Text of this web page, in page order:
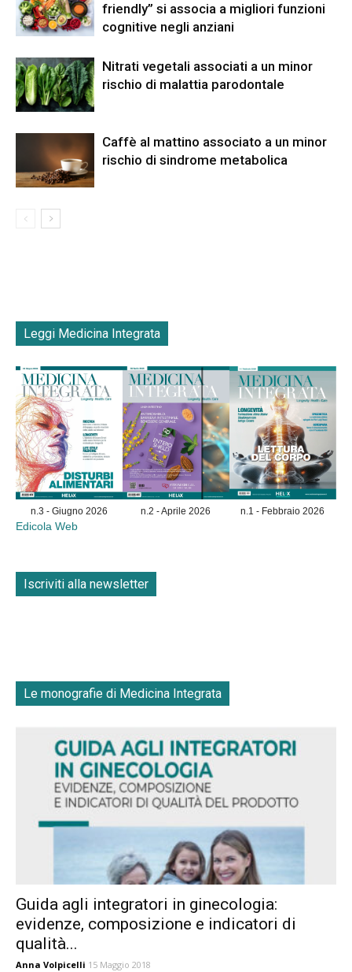
friendly” si associa a migliori funzioni
cognitive negli anziani
Nitrati vegetali associati a un minor
rischio di malattia parodontale
Caffè al mattino associato a un minor
rischio di sindrome metabolica
Leggi Medicina Integrata
n.3 - Giugno 2026 n.2 - Aprile 2026 n.1 - Febbraio 2026
Edicola Web
Iscriviti alla newsletter
Le monografie di Medicina Integrata
Guida agli integratori in ginecologia:
evidenze, composizione e indicatori di
qualità...
Anna Volpicelli 15 Maggio 2018